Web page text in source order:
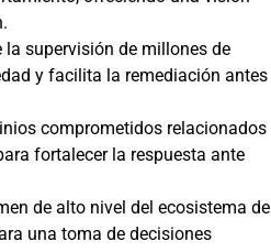
supervisión de millones de
y facilita la remediación antes
comprometidos relacionados
fortalecer la respuesta ante
de alto nivel del ecosistema de
una toma de decisiones